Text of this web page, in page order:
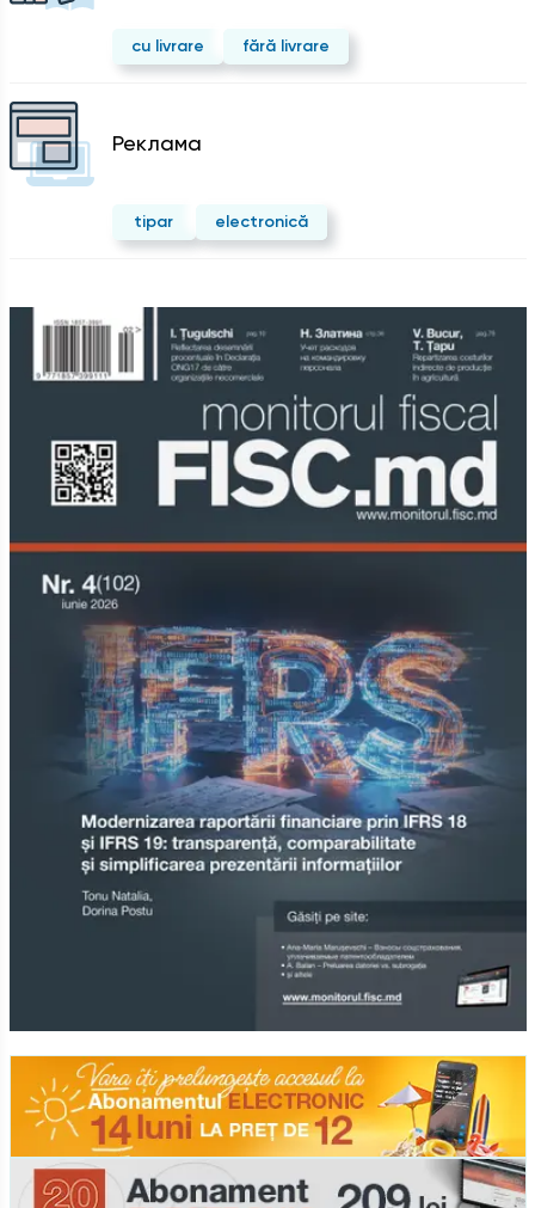
cu livrare fără livrare
Реклама
tipar electronică